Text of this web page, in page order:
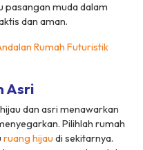
pasangan muda dalam
dan aman.
Rumah Futuristik
Asri
dan asri menawarkan
Pilihlah rumah
ruang hijau di sekitarnya.